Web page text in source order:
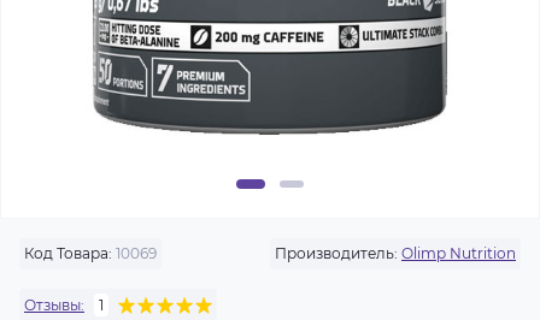
Код Товара: 10069 Производитель: Olimp Nutrition
Отзывы: 1